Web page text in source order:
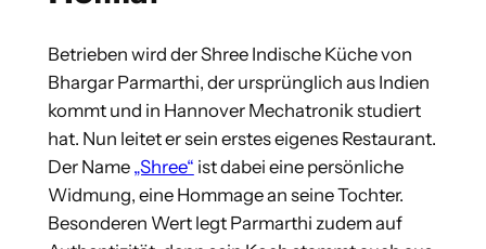
Betrieben wird der Shree Indische Küche von
Bhargar Parmarthi, der ursprünglich aus Indien
kommt und in Hannover Mechatronik studiert
hat. Nun leitet er sein erstes eigenes Restaurant.
Der Name „Shree“ ist dabei eine persönliche
Widmung, eine Hommage an seine Tochter.
Besonderen Wert legt Parmarthi zudem auf